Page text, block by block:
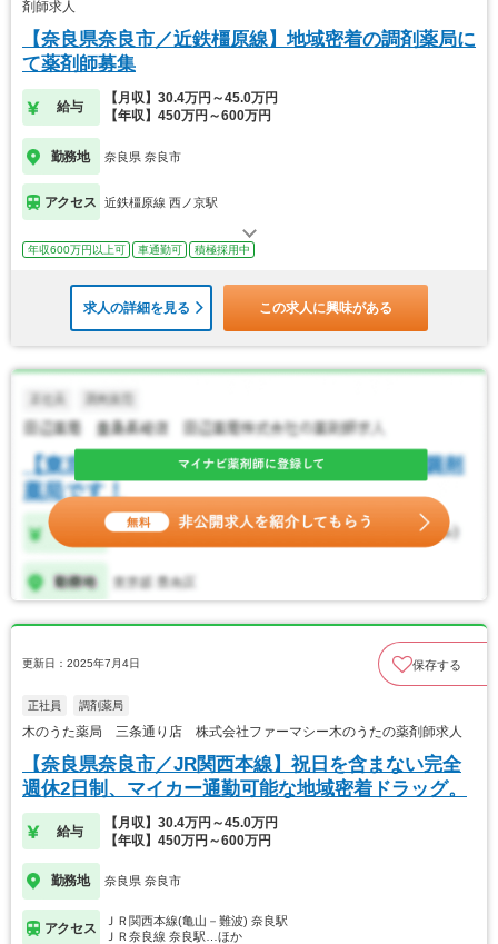
剤師求人
【奈良県奈良市／近鉄橿原線】地域密着の調剤薬局に
て薬剤師募集
給与
【月収】30.4万円～45.0万円
【年収】450万円～600万円
勤務地 奈良県 奈良市
アクセス 近鉄橿原線 西ノ京駅
年収600万円以上可 車通勤可 積極採用中
求人の詳細を見る この求人に興味がある
更新日：2025年7月4日 保存する
正社員 調剤薬局
木のうた薬局 三条通り店 株式会社ファーマシー木のうたの薬剤師求人
【奈良県奈良市／JR関西本線】祝日を含まない完全
週休2日制、マイカー通勤可能な地域密着ドラッグ。
給与
【月収】30.4万円～45.0万円
【年収】450万円～600万円
勤務地 奈良県 奈良市
アクセス
ＪＲ関西本線(亀山－難波) 奈良駅
ＪＲ奈良線 奈良駅…ほか